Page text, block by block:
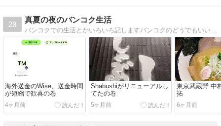
28
真夏の夜のバンコク生活
バンコクでの生活とかいろいろ記しますバンコクのどうでもいい情報満載
海外送金のWise、送金時間
が短縮で歓喜の巻
4ヶ月前
Shabushiがリニューアルし
てたの巻
5ヶ月前
東京武蔵野 中
拓
6ヶ月前